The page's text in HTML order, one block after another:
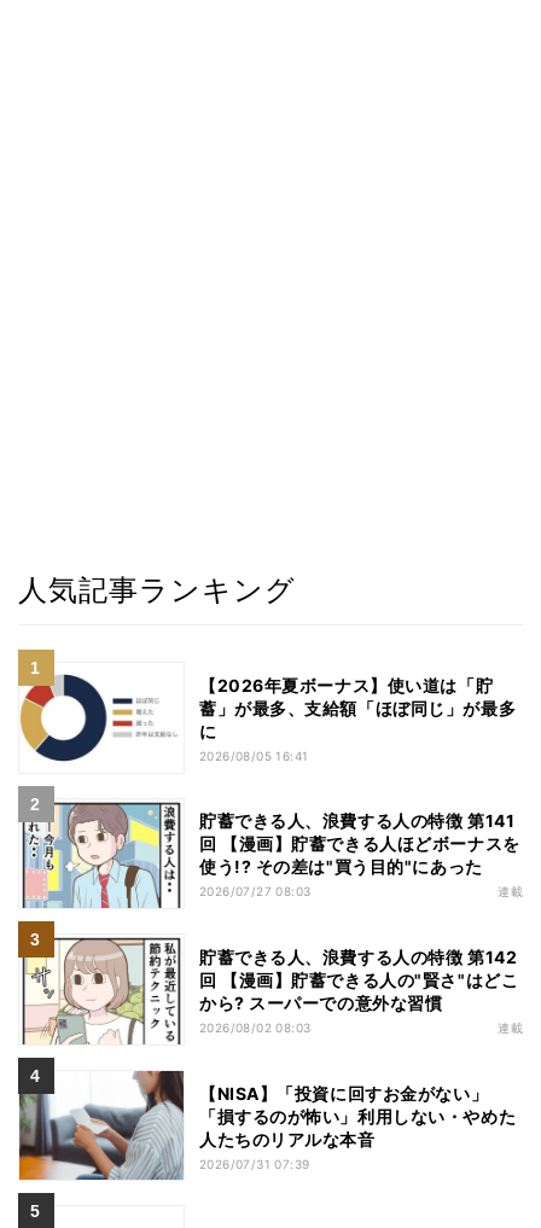
人気記事ランキング
【2026年夏ボーナス】使い道は「貯
蓄」が最多、支給額「ほぼ同じ」が最多
に
2026/08/05 16:41
貯蓄できる人、浪費する人の特徴 第141
回 【漫画】貯蓄できる人ほどボーナスを
使う!? その差は"買う目的"にあった
2026/07/27 08:03 連載
貯蓄できる人、浪費する人の特徴 第142
回 【漫画】貯蓄できる人の"賢さ"はどこ
から? スーパーでの意外な習慣
2026/08/02 08:03 連載
【NISA】「投資に回すお金がない」
「損するのが怖い」利用しない・やめた
人たちのリアルな本音
2026/07/31 07:39